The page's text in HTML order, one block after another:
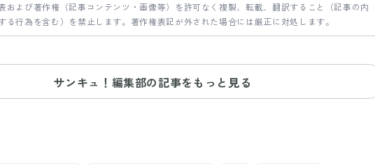
および著作権（記事コンテンツ・画像等）を許可なく複製、転載、翻訳すること（記事の内
る行為を含む）を禁止します。著作権表記が外された場合には厳正に対処します。
サンキュ！編集部の記事をもっと見る